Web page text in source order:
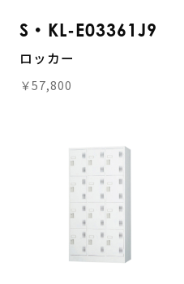
S・KL-E03361J9
ロッカー
￥57,800